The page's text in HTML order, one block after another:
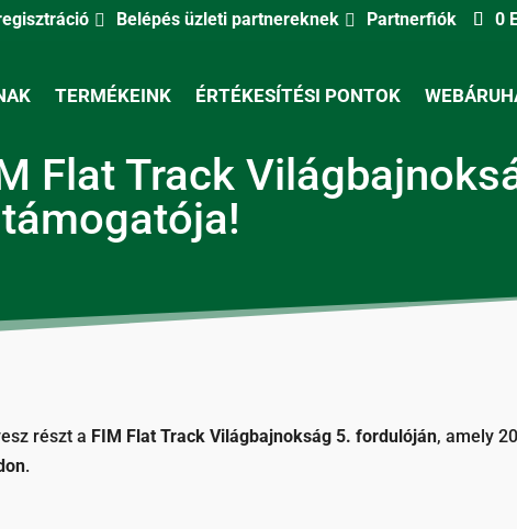
Belépés üzleti partnereknek Partnerfiók 0
TERMÉKEINK ÉRTÉKESÍTÉSI PONTOK
Flat Track
részt a FIM Flat Track Világbajnokság 5. fordulóján, amely
.